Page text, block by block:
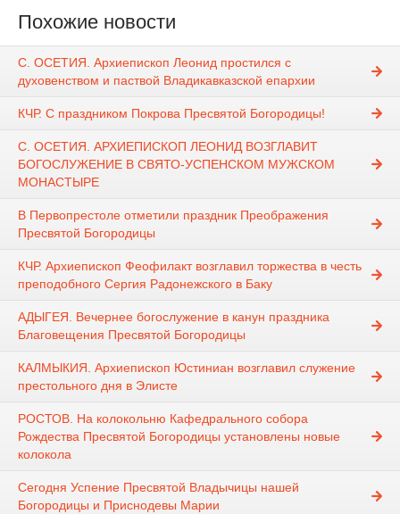
Похожие новости
С. ОСЕТИЯ. Архиепископ Леонид простился с
духовенством и паствой Владикавказской епархии
КЧР. С праздником Покрова Пресвятой Богородицы!
С. ОСЕТИЯ. АРХИЕПИСКОП ЛЕОНИД ВОЗГЛАВИТ
БОГОСЛУЖЕНИЕ В СВЯТО-УСПЕНСКОМ МУЖСКОМ
МОНАСТЫРЕ
В Первопрестоле отметили праздник Преображения
Пресвятой Богородицы
КЧР. Архиепископ Феофилакт возглавил торжества в честь
преподобного Сергия Радонежского в Баку
АДЫГЕЯ. Вечернее богослужение в канун праздника
Благовещения Пресвятой Богородицы
КАЛМЫКИЯ. Архиепископ Юстиниан возглавил служение
престольного дня в Элисте
РОСТОВ. На колокольню Кафедрального собора
Рождества Пресвятой Богородицы установлены новые
колокола
Сегодня Успение Пресвятой Владычицы нашей
Богородицы и Приснодевы Марии